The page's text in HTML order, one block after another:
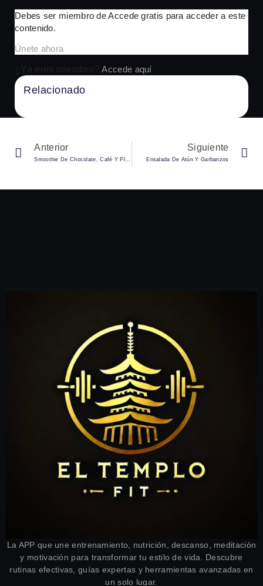
Debes ser miembro de Accede gratis para acceder a este
contenido.
Únete ahora
¿Ya eres miembro?Accede aquí
Relacionado
Anterior
Smoothie De Chocolate, Café Y Plátano
Siguiente
Ensalada De Atún Y Garbanzos
La APP que une entrenamiento, nutrición, descanso, meditación
y motivación para transformar tu estilo de vida. Descubre
rutinas efectivas, guías expertas y herramientas avanzadas en
un solo lugar.